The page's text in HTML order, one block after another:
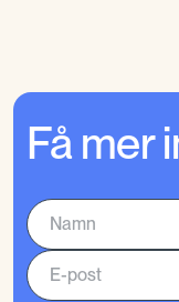
Få mer